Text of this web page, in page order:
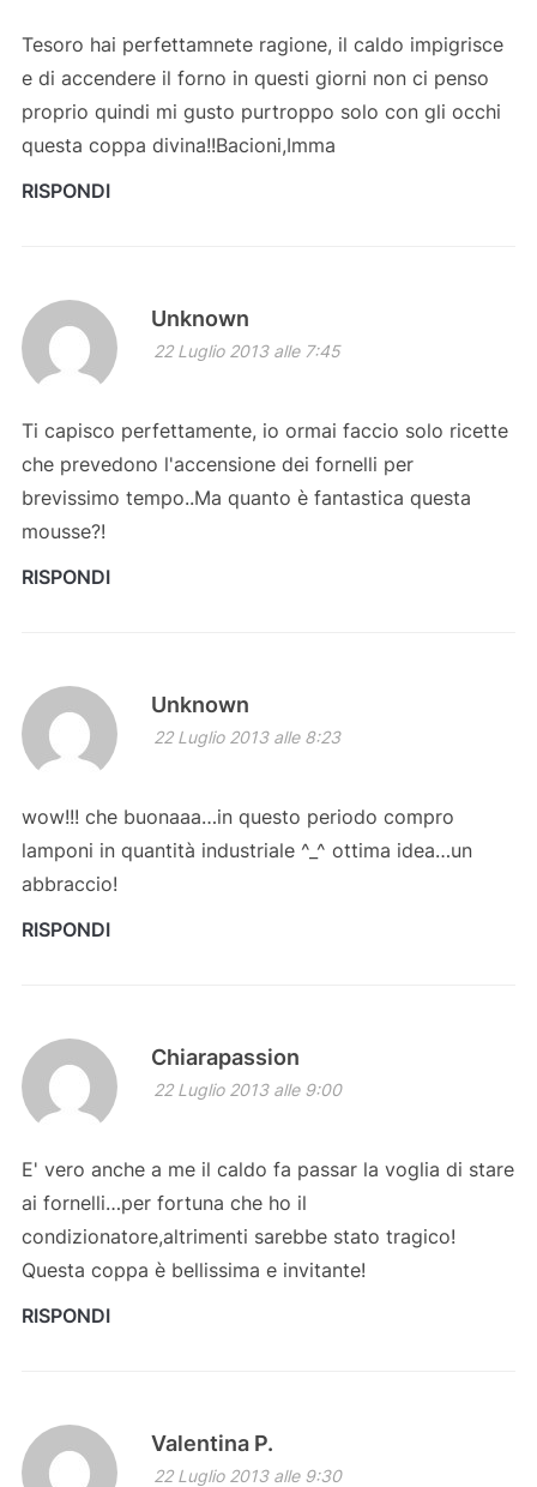
Tesoro hai perfettamnete ragione, il caldo impigrisce
e di accendere il forno in questi giorni non ci penso
proprio quindi mi gusto purtroppo solo con gli occhi
questa coppa divina!!Bacioni,Imma
RISPONDI
Unknown
22 Luglio 2013 alle 7:45
Ti capisco perfettamente, io ormai faccio solo ricette
che prevedono l'accensione dei fornelli per
brevissimo tempo..Ma quanto è fantastica questa
mousse?!
RISPONDI
Unknown
22 Luglio 2013 alle 8:23
wow!!! che buonaaa…in questo periodo compro
lamponi in quantità industriale ^_^ ottima idea…un
abbraccio!
RISPONDI
Chiarapassion
22 Luglio 2013 alle 9:00
E' vero anche a me il caldo fa passar la voglia di stare
ai fornelli…per fortuna che ho il
condizionatore,altrimenti sarebbe stato tragico!
Questa coppa è bellissima e invitante!
RISPONDI
Valentina P.
22 Luglio 2013 alle 9:30